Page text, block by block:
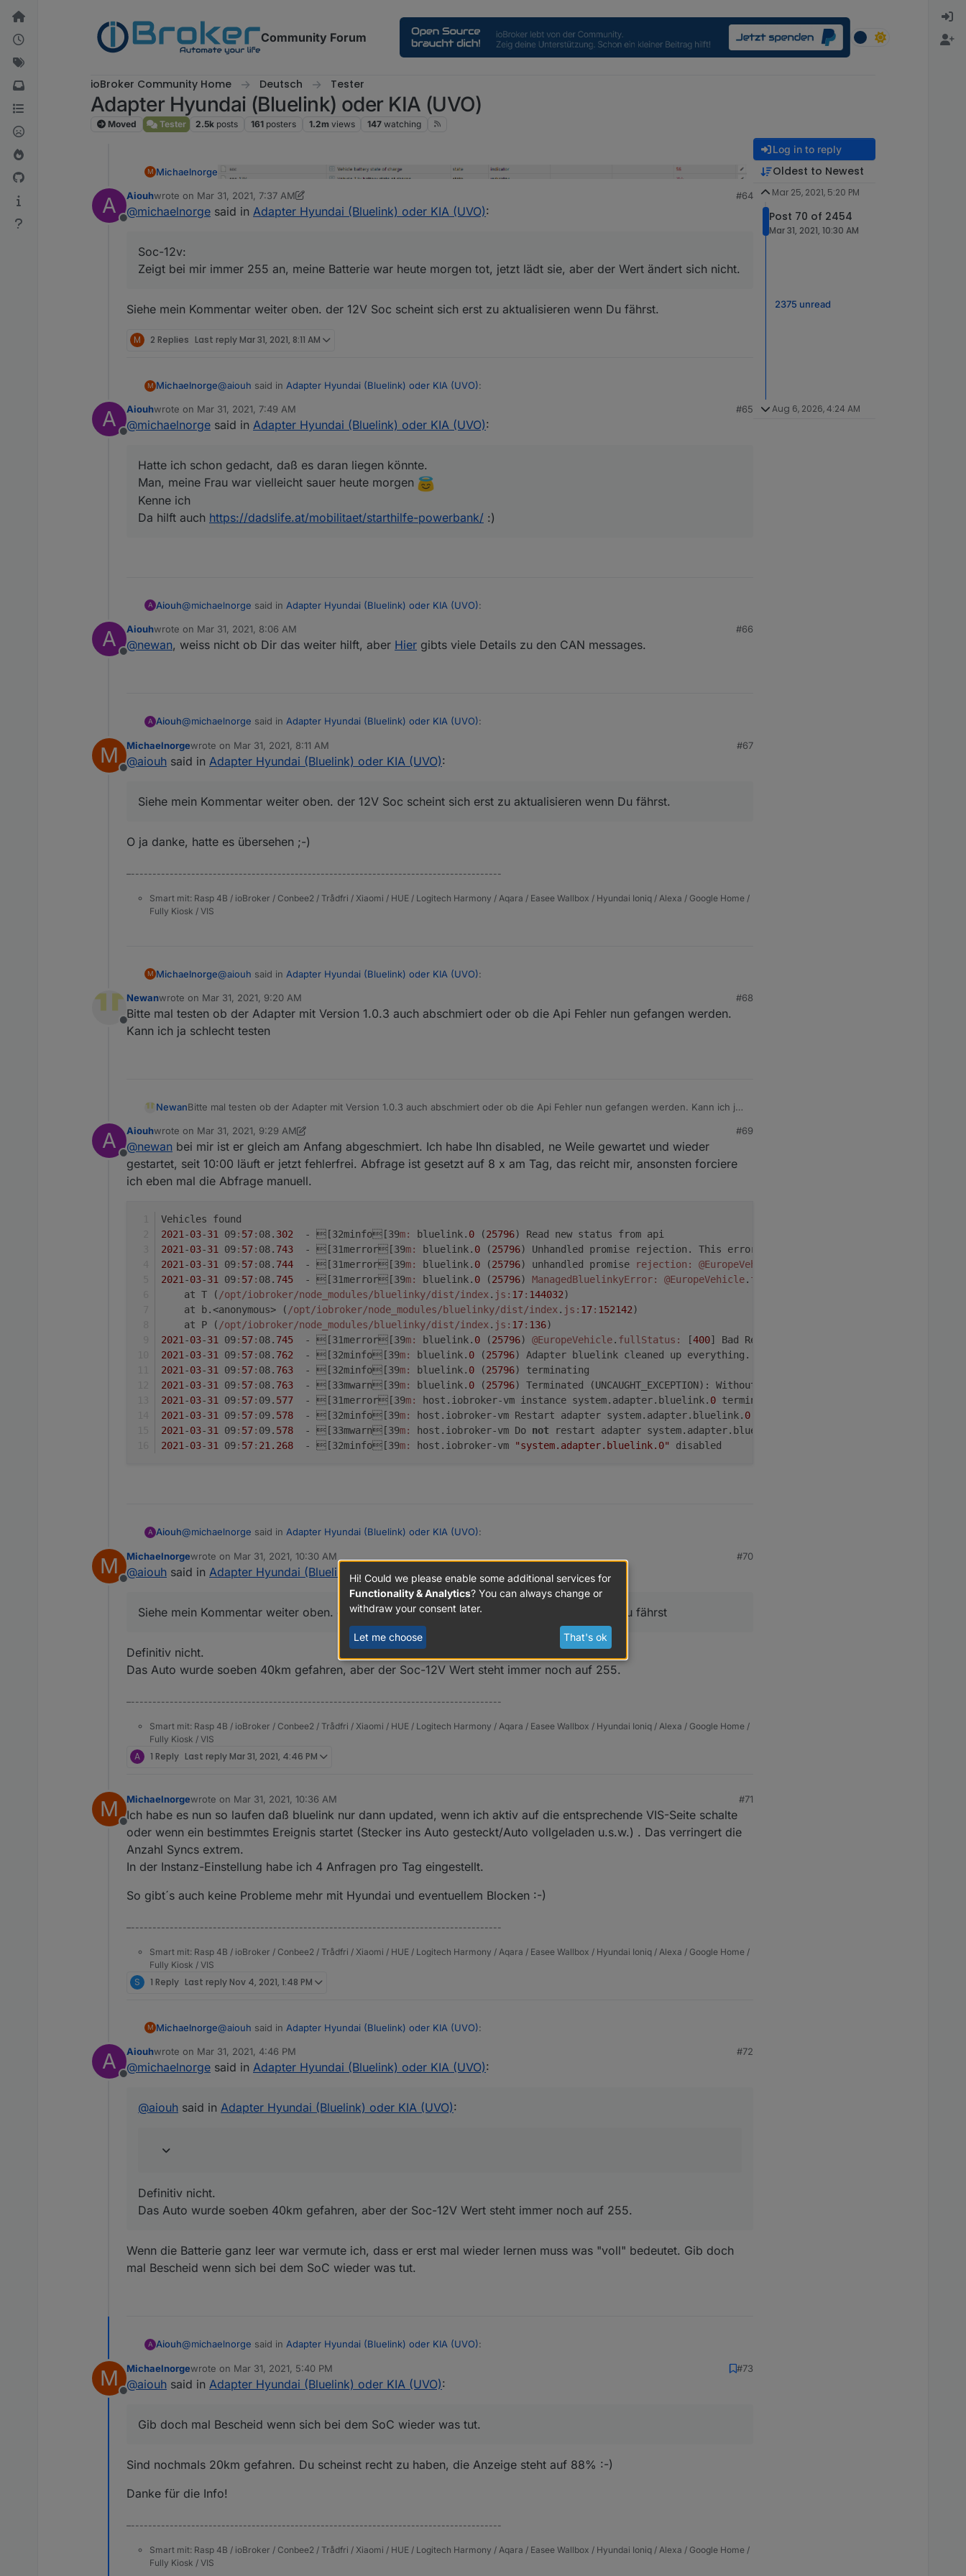
Skip to content
Community Forum
ioBroker Community Home Deutsch Tester
Adapter Hyundai (Bluelink) oder KIA (UVO)
Moved Tester 2.5k posts 161 posters 1.2m views 147 watching
M Michaelnorge
Ich werde aus den Werten nicht schlau.
Soc-12v:
A
Offline
Aiouhwrote on Mar 31, 2021, 7:37 AM
last edited by AiouhMar 31, 2021, 9:44 AM
#64
@michaelnorge said in Adapter Hyundai (Bluelink) oder KIA (UVO):
Soc-12v:
Zeigt bei mir immer 255 an, meine Batterie war heute morgen tot, jetzt lädt sie, aber der Wert ändert sich nicht.
Siehe mein Kommentar weiter oben. der 12V Soc scheint sich erst zu aktualisieren wenn Du fährst.
M 2 Replies Last reply Mar 31, 2021, 8:11 AM
M Michaelnorge@aiouh said in Adapter Hyundai (Bluelink) oder KIA (UVO):
Normalerweise geht das Fahrzeug und alle seine Systeme nach Abstellen und Abschliessen in den Ruhezustand
Man, meine Frau war vielleicht sauer heute morgen
Ich stelle den Abfragewert mal lieber runter :-)))
A
Offline
Aiouhwrote on Mar 31, 2021, 7:49 AM
last edited by
#65
@michaelnorge said in Adapter Hyundai (Bluelink) oder KIA (UVO):
Hatte ich schon gedacht, daß es daran liegen könnte.
Man, meine Frau war vielleicht sauer heute morgen
Kenne ich
Da hilft auch https://dadslife.at/mobilitaet/starthilfe-powerbank/ :)
A Aiouh@michaelnorge said in Adapter Hyundai (Bluelink) oder KIA (UVO):
Hatte ich schon gedacht, daß es daran liegen könnte.
A
Offline
Aiouhwrote on Mar 31, 2021, 8:06 AM
last edited by
#66
@newan, weiss nicht ob Dir das weiter hilft, aber Hier gibts viele Details zu den CAN messages.
A Aiouh@michaelnorge said in Adapter Hyundai (Bluelink) oder KIA (UVO):
Soc-12v:
M
Offline
Michaelnorgewrote on Mar 31, 2021, 8:11 AM
last edited by
#67
@aiouh said in Adapter Hyundai (Bluelink) oder KIA (UVO):
Siehe mein Kommentar weiter oben. der 12V Soc scheint sich erst zu aktualisieren wenn Du fährst.
O ja danke, hatte es übersehen ;-)
–--------------------------------------------------------------------------------------
Smart mit: Rasp 4B / ioBroker / Conbee2 / Trådfri / Xiaomi / HUE / Logitech Harmony / Aqara / Easee Wallbox / Hyundai Ioniq / Alexa / Google Home /
Fully Kiosk / VIS
M Michaelnorge@aiouh said in Adapter Hyundai (Bluelink) oder KIA (UVO):
Siehe mein Kommentar weiter oben. der 12V Soc scheint sich erst zu aktualisieren wenn Du fährst.
Offline
Newanwrote on Mar 31, 2021, 9:20 AM
last edited by
#68
Bitte mal testen ob der Adapter mit Version 1.0.3 auch abschmiert oder ob die Api Fehler nun gefangen werden.
Kann ich ja schlecht testen
NewanBitte mal testen ob der Adapter mit Version 1.0.3 auch abschmiert oder ob die Api Fehler nun gefangen werden. Kann ich ja
A
Offline
Aiouhwrote on Mar 31, 2021, 9:29 AM
last edited by AiouhMar 31, 2021, 11:29 AM
#69
@newan bei mir ist er gleich am Anfang abgeschmiert. Ich habe Ihn disabled, ne Weile gewartet und wieder
gestartet, seit 10:00 läuft er jetzt fehlerfrei. Abfrage ist gesetzt auf 8 x am Tag, das reicht mir, ansonsten forciere
ich eben mal die Abfrage manuell.
Vehicles found
2021 -03-31 09: 57: 08. 302
  - [32minfo[39
m: bluelink. 0 (25796) Read new status from api
2021 -03-31 09: 57: 08. 743
  - [31merror[39
m: bluelink. 0 (25796) Unhandled promise rejection. This error originated either by throwing
2021 -03-31 09: 57: 08. 744
  - [31merror[39
m: bluelink. 0 (25796) unhandled promise rejection: @EuropeVehicle
2021 -03-31 09: 57: 08. 745
  - [31merror[39
m: bluelink. 0 (25796) ManagedBluelinkyError: @EuropeVehicle. fullStatus:
    at T (
/opt/iobroker/node_modules/bluelinky/dist/index . js: 17: 144032)
    at b.<anonymous> (
/opt/iobroker/node_modules/bluelinky/dist/index . js: 17: 152142)
    at P (
/opt/iobroker/node_modules/bluelinky/dist/index . js: 17: 136)
2021 -03-31 09: 57: 08. 745
  - [31merror[39
m: bluelink. 0 (25796) @EuropeVehicle. fullStatus: [400] Bad Request on [GET]
2021 -03-31 09: 57: 08. 762
  - [32minfo[39
m: bluelink. 0 (25796) Adapter bluelink cleaned up everything...
2021 -03-31 09: 57: 08. 763
  - [32minfo[39
m: bluelink. 0 (25796) terminating
2021 -03-31 09: 57: 08. 763
  - [33mwarn[39
m: bluelink. 0 (25796) Terminated (UNCAUGHT_EXCEPTION): Without reason
2021 -03-31 09: 57: 09. 577
  - [31merror[39
m: host.iobroker-vm instance system.adapter.bluelink. 0 terminated with code
2021 -03-31 09: 57: 09. 578
  - [32minfo[39
m: host.iobroker-vm Restart adapter system.adapter.bluelink. 0
2021 -03-31 09: 57: 09. 578
  - [33mwarn[39
m: host.iobroker-vm Do not restart adapter system.adapter.bluelink.
2021 -03-31 09: 57: 21.268
  - [32minfo[39
m: host.iobroker-vm "system.adapter.bluelink.0" disabled
A Aiouh@michaelnorge said in Adapter Hyundai (Bluelink) oder KIA (UVO):
Soc-12v:
Zeigt bei mir immer 255 an, meine Batterie war heute morgen tot, jetzt lädt sie, aber der Wert ändert sich nicht.
Siehe mein Kommentar weiter oben. der 12V Soc scheint sich erst zu aktualisieren wenn Du fährst.
M
Offline
Michaelnorgewrote on Mar 31, 2021, 10:30 AM
last edited by
#70
@aiouh said in Adapter Hyundai (Bluelink) oder KIA (UVO)
Siehe mein Kommentar weiter oben. der 12V Soc scheint sich erst zu aktualisieren wenn Du fährst
Definitiv nicht.
Das Auto wurde soeben 40km gefahren, aber der Soc-12V Wert steht immer noch auf 255.
–--------------------------------------------------------------------------------------
Smart mit: Rasp 4B / ioBroker / Conbee2 / Trådfri / Xiaomi / HUE / Logitech Harmony / Aqara / Easee Wallbox / Hyundai Ioniq / Alexa / Google Home /
Fully Kiosk / VIS
A 1 Reply Last reply Mar 31, 2021, 4:46 PM
M
Offline
Michaelnorgewrote on Mar 31, 2021, 10:36 AM
last edited by
#71
Ich habe es nun so laufen daß bluelink nur dann updated, wenn ich aktiv auf die entsprechende VIS-Seite schalte
oder wenn ein bestimmtes Ereignis startet (Stecker ins Auto gesteckt/Auto vollgeladen u.s.w.) . Das verringert die
Anzahl Syncs extrem.
In der Instanz-Einstellung habe ich 4 Anfragen pro Tag eingestellt.
So gibt´s auch keine Probleme mehr mit Hyundai und eventuellem Blocken :-)
–--------------------------------------------------------------------------------------
Smart mit: Rasp 4B / ioBroker / Conbee2 / Trådfri / Xiaomi / HUE / Logitech Harmony / Aqara / Easee Wallbox / Hyundai Ioniq / Alexa / Google Home /
Fully Kiosk / VIS
S 1 Reply Last reply Nov 4, 2021, 1:48 PM
M Michaelnorge@aiouh said in Adapter Hyundai (Bluelink) oder KIA (UVO):
Siehe mein Kommentar weiter oben. der 12V Soc scheint sich erst zu aktualisieren wenn Du fährst
Definitiv nicht.
Das Auto wurde soeben 40km gefahren, aber der Soc-12V Wert steht immer noch auf 255.
A
Offline
Aiouhwrote on Mar 31, 2021, 4:46 PM
last edited by
#72
@michaelnorge said in Adapter Hyundai (Bluelink) oder KIA (UVO):
@aiouh said in Adapter Hyundai (Bluelink) oder KIA (UVO):
Definitiv nicht.
Das Auto wurde soeben 40km gefahren, aber der Soc-12V Wert steht immer noch auf 255.
Wenn die Batterie ganz leer war vermute ich, dass er erst mal wieder lernen muss was "voll" bedeutet. Gib doch
mal Bescheid wenn sich bei dem SoC wieder was tut.
A Aiouh@michaelnorge said in Adapter Hyundai (Bluelink) oder KIA (UVO):
@aiouhsaid inAdapter Hyundai (Bluelink) oder KIA (UVO)
Siehe mein Kommentar weiter oben. der 12V Soc scheint sich erst zu aktualisieren wenn Du fährst
Das Auto wurde soeben 40km gefahren, aber der Soc-12V Wert steht immer noch auf 255.
Bescheid wenn sich bei dem SoC wieder was tut.
M
Offline
Michaelnorgewrote on Mar 31, 2021, 5:40 PM
last edited by
#73
@aiouh said in Adapter Hyundai (Bluelink) oder KIA (UVO):
Gib doch mal Bescheid wenn sich bei dem SoC wieder was tut.
Sind nochmals 20km gefahren. Du scheinst recht zu haben, die Anzeige steht auf 88% :-)
Danke für die Info!
–--------------------------------------------------------------------------------------
Smart mit: Rasp 4B / ioBroker / Conbee2 / Trådfri / Xiaomi / HUE / Logitech Harmony / Aqara / Easee Wallbox / Hyundai Ioniq / Alexa / Google Home /
Fully Kiosk / VIS
Log in to reply
Oldest to Newest
Mar 25, 2021, 5:20 PM
Post 70 of 2454
Mar 31, 2021, 10:30 AM
2375 unread
Aug 6, 2026, 4:24 AM
Hi! Could we please enable some additional services for
Functionality & Analytics? You can always change or
withdraw your consent later.
Let me choose That's ok